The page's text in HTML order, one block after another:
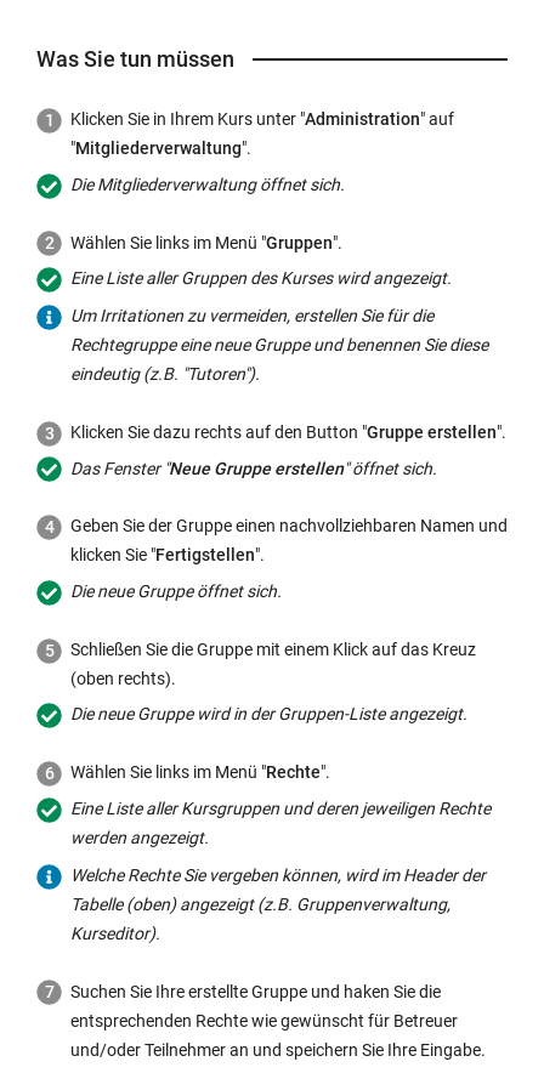
Was Sie tun müssen
Klicken Sie in Ihrem Kurs unter "Administration" auf
"Mitgliederverwaltung".
Die Mitgliederverwaltung öffnet sich.
Wählen Sie links im Menü "Gruppen".
Eine Liste aller Gruppen des Kurses wird angezeigt.
Um Irritationen zu vermeiden, erstellen Sie für die
Rechtegruppe eine neue Gruppe und benennen Sie diese
eindeutig (z.B. "Tutoren").
Klicken Sie dazu rechts auf den Button "Gruppe erstellen".
Das Fenster "Neue Gruppe erstellen" öffnet sich.
Geben Sie der Gruppe einen nachvollziehbaren Namen und
klicken Sie "Fertigstellen".
Die neue Gruppe öffnet sich.
Schließen Sie die Gruppe mit einem Klick auf das Kreuz
(oben rechts).
Die neue Gruppe wird in der Gruppen-Liste angezeigt.
Wählen Sie links im Menü "Rechte".
Eine Liste aller Kursgruppen und deren jeweiligen Rechte
werden angezeigt.
Welche Rechte Sie vergeben können, wird im Header der
Tabelle (oben) angezeigt (z.B. Gruppenverwaltung,
Kurseditor).
Suchen Sie Ihre erstellte Gruppe und haken Sie die
entsprechenden Rechte wie gewünscht für Betreuer
und/oder Teilnehmer an und speichern Sie Ihre Eingabe.